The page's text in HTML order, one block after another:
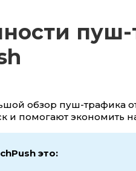
пуш-
обзор пуш-трафика
и помогают экономить
это: